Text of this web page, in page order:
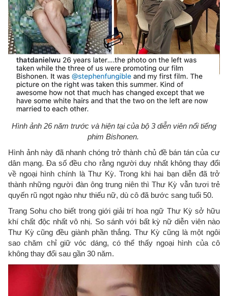
Hình ảnh 26 năm trước và hiện tại của bộ 3 diễn viên nổi tiếng
phim Bishonen.
Hình ảnh này đã nhanh chóng trở thành chủ đề bán tán của cư
dân mạng. Đa số đều cho rằng người duy nhất không thay đổi
về ngoại hình chính là Thư Kỳ. Trong khi hai bạn diễn đã trở
thành những người đàn ông trung niên thì Thư Kỳ vẫn tươi trẻ
quyến rũ ngọt ngào như thiếu nữ, dù cô đã bước sang tuổi 50.
Trang Sohu cho biết trong giới giải trí hoa ngữ Thư Kỳ sở hữu
khí chất độc nhất vô nhị. So sánh với bất kỳ nữ diễn viên nào
Thư Kỳ cũng đều giành phần thắng. Thư Kỳ cũng là một ngôi
sao chăm chỉ giữ vóc dáng, có thể thấy ngoại hình của cô
không thay đổi sau gần 30 năm.